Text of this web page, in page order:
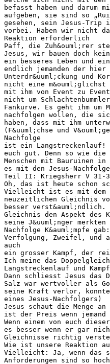
befasst haben und darum
aufgeben, sie sind so
gesehen, sein Jesus-Trip
vorbei. Haben wir nicht
Reaktion erforderlich
Paff, die Zuh&ouml;rer
Jesus, wir bauen doch
ein besseres Leben und
endlich jemanden der hier
Unterdr&uuml;ckung und
nicht eine m&ouml;glichst
mit ihm von Event zu
nicht um
Fankurve. Es geht ihm um
nachfolgen wollen, die
haben, dass mit ihm
(F&uuml;chse und
Nachfolge
ist ein Langstreckenlauf!
euch gut. Denn so wie die
Menschen mit Bauruinen
es mit den Jesus-
Teil II: Kriegsherr V 31-
Oh, das ist heute schon
Vielleicht ist es mit dem
neuzeitlichen Gleichnis
besser verst&auml;ndlich.
Gleichnis den Aspekt des
seine J&uuml;nger
Nachfolge K&auml;mpfe
Verfolgung, Zweifel, und
auch
ein grosser Kampf, der
Ich meine das
Langstreckenlauf und
Dann schliesst Jesus das
Salz war wertvoller als
seine Kraft verlor, konnte
eines Jesus-Nachfolgers)
Jesus schaut die Menge
ist der Preis wenn
Wenn einem von euch
es besser wenn er gar
Gleichnisse richtig
Wie ist unsere Reaktion
Vielleicht: Ja, wenn das
Anforderungen sind so